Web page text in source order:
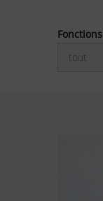
Fonctions
tout